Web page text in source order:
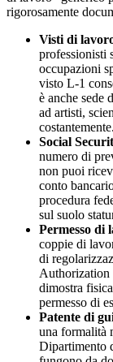
rigorosamente
Visti di
professionisti
occupazioni
visto L-1
è anche sede
ad artisti,
costantemente.
Social
numero di
non puoi
conto
procedura
sul suolo
Permesso di
coppie di
di
Authorization
dimostra
permesso di
Patente di
una formalità
Dipartimento